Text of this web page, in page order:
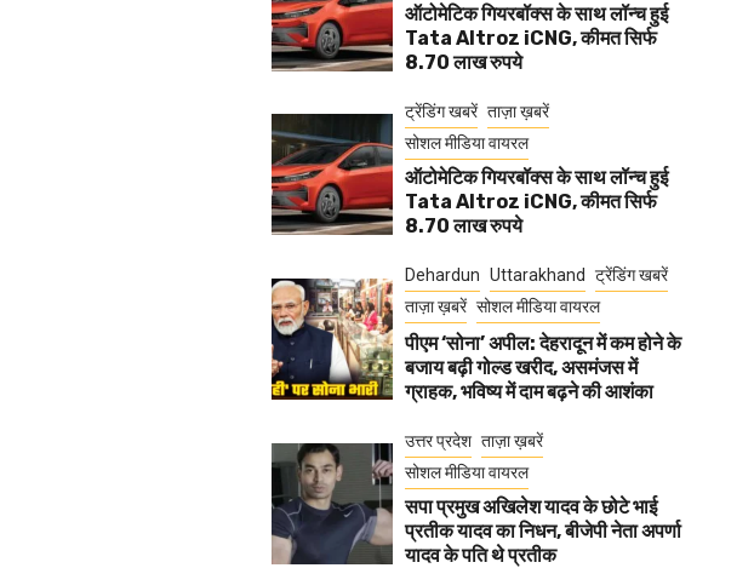
ऑटोमेटिक गियरबॉक्स के साथ लॉन्च हुई
Tata Altroz iCNG, कीमत सिर्फ
8.70 लाख रुपये
ट्रेंडिंग खबरें ताज़ा ख़बरें
सोशल मीडिया वायरल
ऑटोमेटिक गियरबॉक्स के साथ लॉन्च हुई
Tata Altroz iCNG, कीमत सिर्फ
8.70 लाख रुपये
Dehardun Uttarakhand
ट्रेंडिंग खबरें
ताज़ा ख़बरें सोशल मीडिया वायरल
पीएम ‘सोना’ अपील: देहरादून में कम होने के
बजाय बढ़ी गोल्ड खरीद, असमंजस में
ग्राहक, भविष्य में दाम बढ़ने की आशंका
उत्तर प्रदेश ताज़ा ख़बरें
सोशल मीडिया वायरल
सपा प्रमुख अखिलेश यादव के छोटे भाई
प्रतीक यादव का निधन, बीजेपी नेता अपर्णा
यादव के पति थे प्रतीक